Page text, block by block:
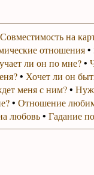
Совместимость на
отношения•
ли он по мне?•
• Хочет ли он
меня с ним?•
• Отношение
любовь• Гадание